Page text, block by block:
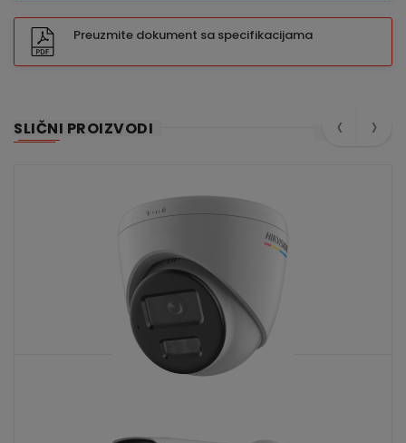
Preuzmite dokument sa specifikacijama
SLIČNI PROIZVODI ‹ ›